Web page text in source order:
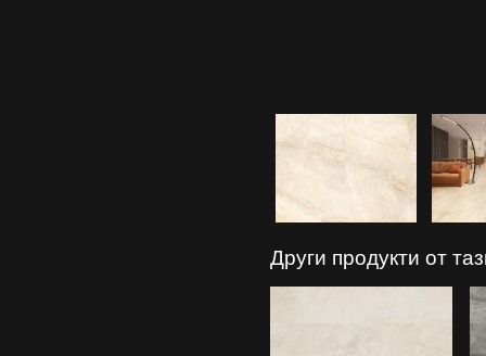
Други продукти от